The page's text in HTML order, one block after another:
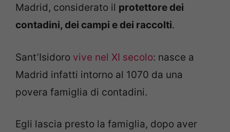
Madrid, considerato il protettore dei
contadini, dei campi e dei raccolti.
Sant’Isidoro vive nel XI secolo: nasce a
Madrid infatti intorno al 1070 da una
povera famiglia di contadini.
Egli lascia presto la famiglia, dopo aver